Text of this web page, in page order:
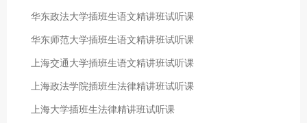
华东政法大学插班生语文精讲班试听课
华东师范大学插班生语文精讲班试听课
上海交通大学插班生语文精讲班试听课
上海政法学院插班生法律精讲班试听课
上海大学插班生法律精讲班试听课